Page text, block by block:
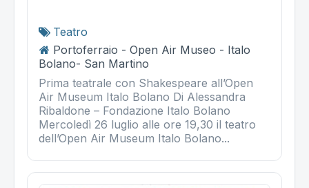
Teatro
Portoferraio - Open Air Museo - Italo
Bolano- San Martino
Prima teatrale con Shakespeare all’Open
Air Museum Italo Bolano Di Alessandra
Ribaldone – Fondazione Italo Bolano
Mercoledì 26 luglio alle ore 19,30 il teatro
dell’Open Air Museum Italo Bolano...